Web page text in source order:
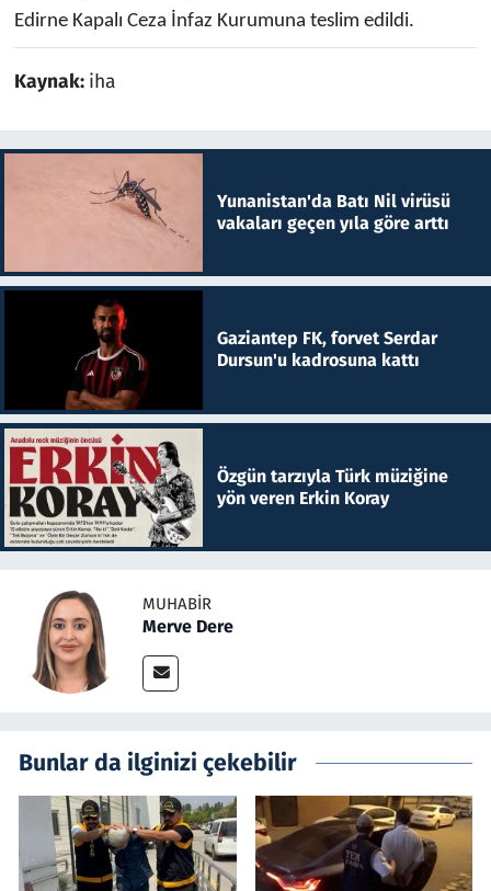
Edirne Kapalı Ceza İnfaz Kurumuna teslim edildi.
Kaynak: iha
Yunanistan'da Batı Nil virüsü
vakaları geçen yıla göre arttı
Gaziantep FK, forvet Serdar
Dursun'u kadrosuna kattı
Özgün tarzıyla Türk müziğine
yön veren Erkin Koray
MUHABIR
Merve Dere
Bunlar da ilginizi çekebilir